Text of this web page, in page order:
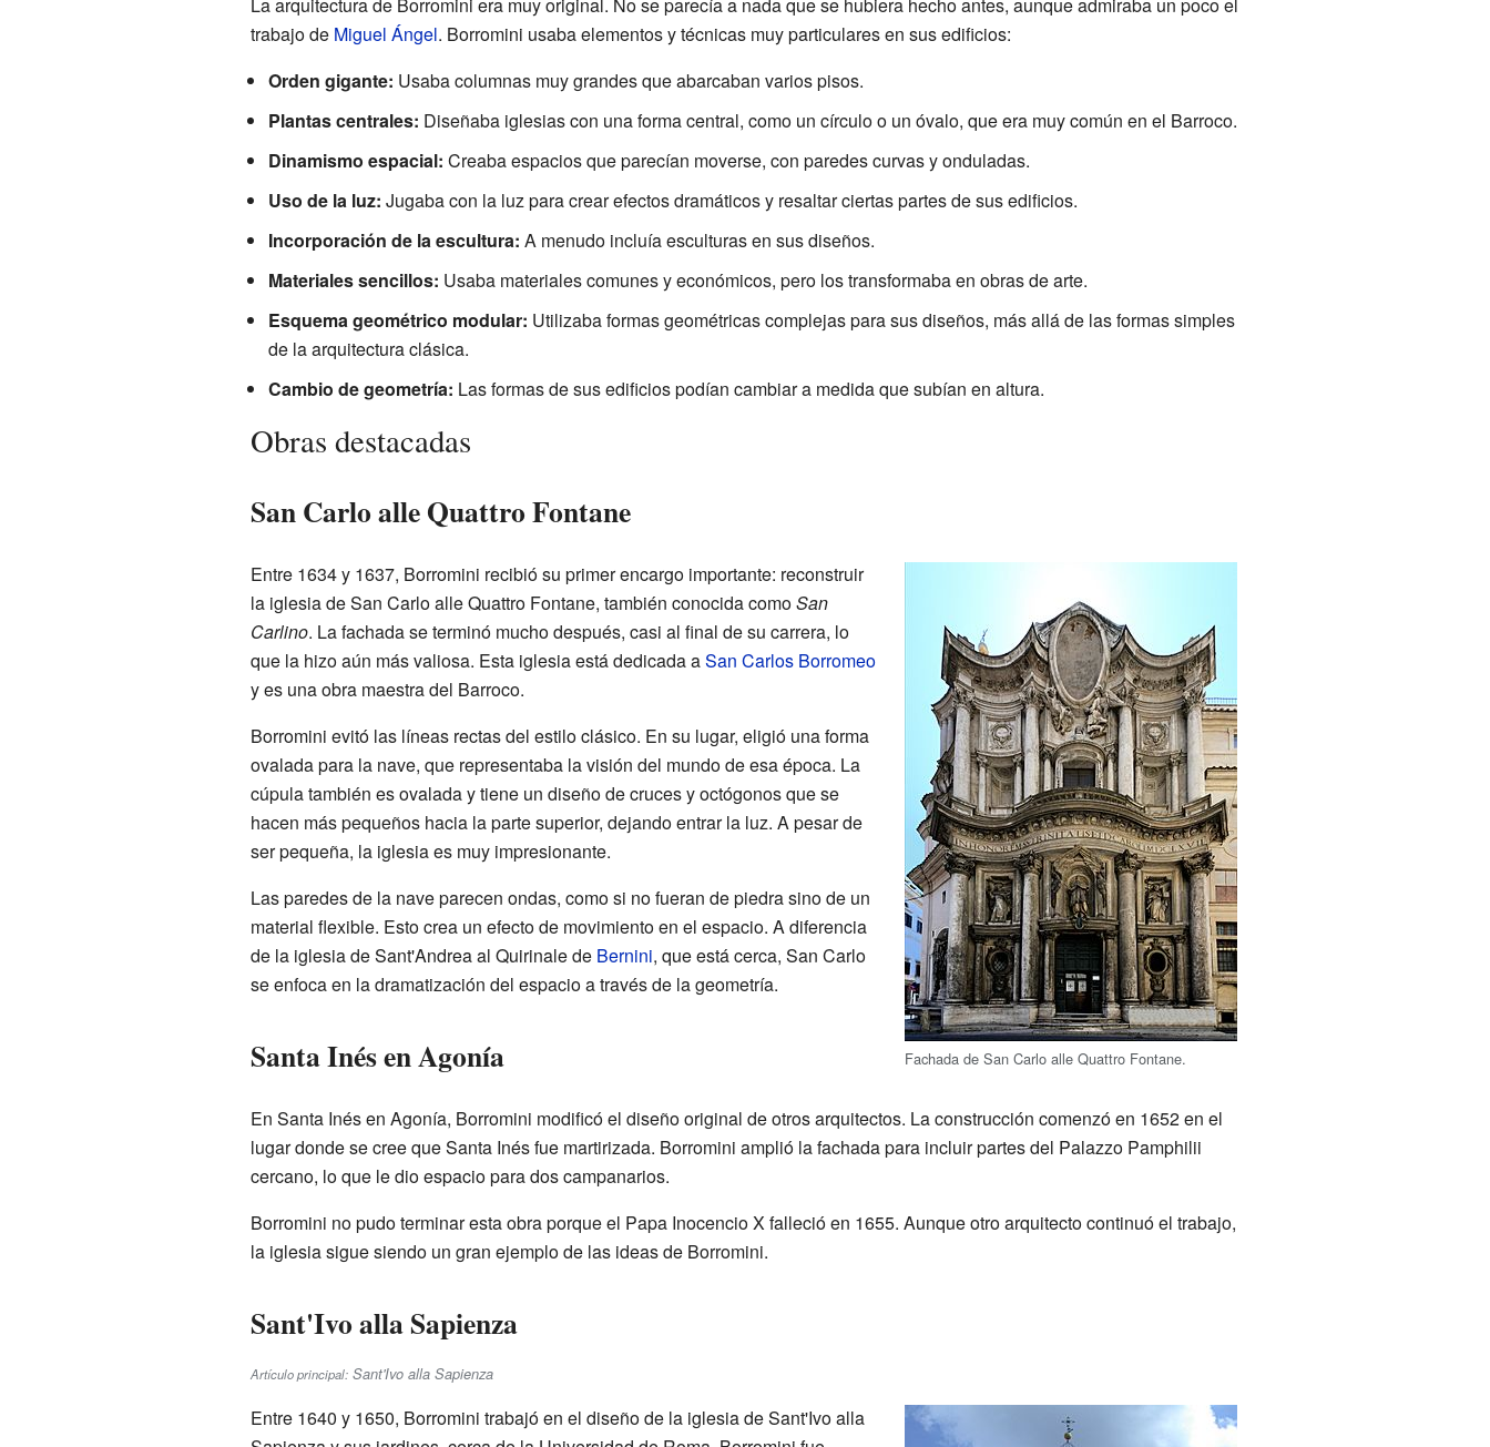
trabajo de Miguel Ángel. Borromini usaba elementos y técnicas muy particulares en sus edificios:
Orden gigante: Usaba columnas muy grandes que abarcaban varios pisos.
Plantas centrales: Diseñaba iglesias con una forma central, como un círculo o un óvalo, que era muy común en el Barroco.
Dinamismo espacial: Creaba espacios que parecían moverse, con paredes curvas y onduladas.
Uso de la luz: Jugaba con la luz para crear efectos dramáticos y resaltar ciertas partes de sus edificios.
Incorporación de la escultura: A menudo incluía esculturas en sus diseños.
Materiales sencillos: Usaba materiales comunes y económicos, pero los transformaba en obras de arte.
Esquema geométrico modular: Utilizaba formas geométricas complejas para sus diseños, más allá de las formas simples
de la arquitectura clásica.
Cambio de geometría: Las formas de sus edificios podían cambiar a medida que subían en altura.
Obras destacadas
San Carlo alle Quattro Fontane
Fachada de San Carlo alle Quattro Fontane.
Entre 1634 y 1637, Borromini recibió su primer encargo importante: reconstruir
la iglesia de San Carlo alle Quattro Fontane, también conocida comoSan
Carlino. La fachada se terminó mucho después, casi al final de su carrera, lo
que la hizo aún más valiosa. Esta iglesia está dedicada aSan Carlos Borromeo
y es una obra maestra del Barroco.
Borromini evitó las líneas rectas del estilo clásico. En su lugar, eligió una forma
ovalada para la nave, que representaba la visión del mundo de esa época. La
cúpula también es ovalada y tiene un diseño de cruces y octógonos que se
hacen más pequeños hacia la parte superior, dejando entrar la luz. A pesar de
ser pequeña, la iglesia es muy impresionante.
Las paredes de la nave parecen ondas, como si no fueran de piedra sino de un
material flexible. Esto crea un efecto de movimiento en el espacio. A diferencia
de la iglesia de Sant'Andrea al Quirinale de Bernini, que está cerca, San Carlo
se enfoca en la dramatización del espacio a través de la geometría.
Santa Inés en Agonía
En Santa Inés en Agonía, Borromini modificó el diseño original de otros arquitectos. La construcción comenzó en 1652 en el
lugar donde se cree que Santa Inés fue martirizada. Borromini amplió la fachada para incluir partes del Palazzo Pamphilii
cercano, lo que le dio espacio para dos campanarios.
Borromini no pudo terminar esta obra porque el Papa Inocencio X falleció en 1655. Aunque otro arquitecto continuó el trabajo,
la iglesia sigue siendo un gran ejemplo de las ideas de Borromini.
Sant'Ivo alla Sapienza
Artículo principal: Sant'Ivo alla Sapienza
Entre 1640 y 1650, Borromini trabajó en el diseño de la iglesia de Sant'Ivo alla